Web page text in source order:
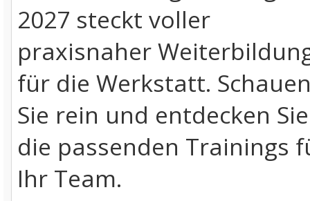
2027 steckt voller
praxisnaher
für die Werkstatt.
Sie rein und entdecken Sie
die passenden Trainings
Ihr Team.